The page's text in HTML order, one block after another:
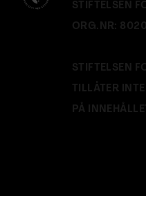
STIFTELSEN
ORG.NR:
STIFTELSEN
TILLÅTER
PÅ